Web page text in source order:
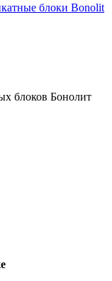
блоки Bonolit
блоков Бонолит